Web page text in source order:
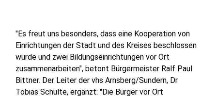
"Es freut uns besonders, dass eine Kooperation von
Einrichtungen der Stadt und des Kreises beschlossen
wurde und zwei Bildungseinrichtungen vor Ort
zusammenarbeiten", betont Bürgermeister Ralf Paul
Bittner. Der Leiter der vhs Arnsberg/Sundern, Dr.
Tobias Schulte, ergänzt: "Die Bürger vor Ort